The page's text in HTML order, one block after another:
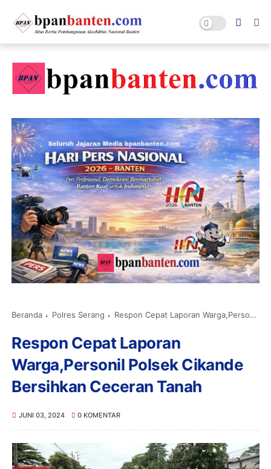
Beranda Polres Serang Respon Cepat Laporan Warga,Personil Polsek Cikande Bersihkan Ceceran Tanah
Respon Cepat Laporan
Warga,Personil Polsek Cikande
Bersihkan Ceceran Tanah
JUNI 03, 2024 0 KOMENTAR